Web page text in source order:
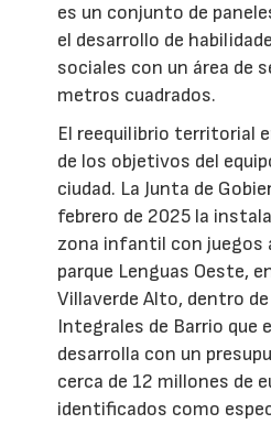
es un conjunto de
el desarrollo de
sociales con un área de
metros cuadrados.
El reequilibrio territorial
de los objetivos del
ciudad. La Junta de
febrero de 2025 la
zona infantil con juegos
parque Lenguas Oeste,
Villaverde Alto, dentro
Integrales de Barrio que
desarrolla con un
cerca de 12 millones de
identificados como